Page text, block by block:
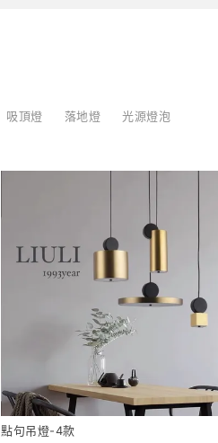
吸頂燈 落地燈 光源燈泡
點句吊燈-4款